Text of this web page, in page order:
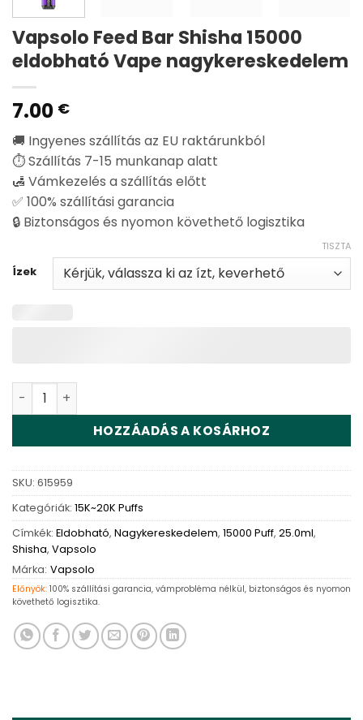
Vapsolo Feed Bar Shisha 15000
eldobható Vape nagykereskedelem
7.00 €
🚚 Ingyenes szállítás az EU raktárunkból
⏱️ Szállítás 7-15 munkanap alatt
🛃 Vámkezelés a szállítás előtt
✅ 100% szállítási garancia
🔒 Biztonságos és nyomon követhető logisztika
Ízek
TISZTA
Vapsolo Feed Bar Shisha 15000 Disposable Vape
HOZZÁADÁS A KOSÁRHOZ
SKU: 615959
Kategóriák: 15K~20K Puffs
Címkék: Eldobható, Nagykereskedelem, 15000 Puff, 25.0ml,
Shisha, Vapsolo
Márka: Vapsolo
Előnyök: 100% szállítási garancia, vámprobléma nélkül, biztonságos és nyomon
követhető logisztika.